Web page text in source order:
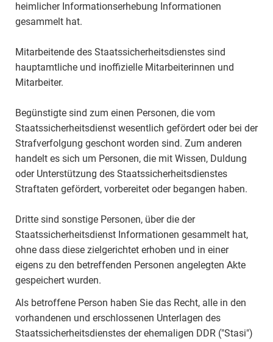
heimlicher Informationserhebung Informationen
gesammelt hat.
Mitarbeitende des Staatssicherheitsdienstes sind
hauptamtliche und inoffizielle Mitarbeiterinnen und
Mitarbeiter.
Begünstigte sind zum einen Personen, die vom
Staatssicherheitsdienst wesentlich gefördert oder bei der
Strafverfolgung geschont worden sind. Zum anderen
handelt es sich um Personen, die mit Wissen, Duldung
oder Unterstützung des Staatssicherheitsdienstes
Straftaten gefördert, vorbereitet oder begangen haben.
Dritte sind sonstige Personen, über die der
Staatssicherheitsdienst Informationen gesammelt hat,
ohne dass diese zielgerichtet erhoben und in einer
eigens zu den betreffenden Personen angelegten Akte
gespeichert wurden.
Als betroffene Person haben Sie das Recht, alle in den
vorhandenen und erschlossenen Unterlagen des
Staatssicherheitsdienstes der ehemaligen DDR ("Stasi")